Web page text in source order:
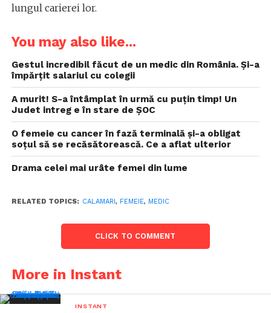
lungul carierei lor.
You may also like...
Gestul incredibil făcut de un medic din România. Și-a
împărțit salariul cu colegii
A murit! S-a întâmplat în urmă cu puţin timp! Un
Judet intreg e în stare de ŞOC
O femeie cu cancer în fază terminală și-a obligat
soțul să se recăsătorească. Ce a aflat ulterior
Drama celei mai urâte femei din lume
RELATED TOPICS: CALAMARI, FEMEIE, MEDIC
CLICK TO COMMENT
More in Instant
INSTANT